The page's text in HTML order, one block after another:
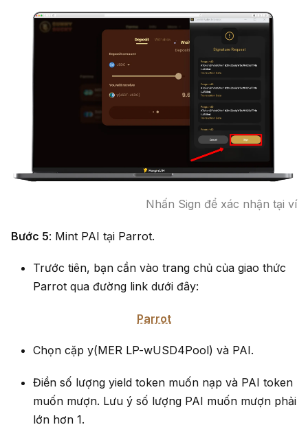
Nhấn Sign để xác nhận tại ví
Bước 5: Mint PAI tại Parrot.
Trước tiên, bạn cần vào trang chủ của giao thức
Parrot qua đường link dưới đây:
Parrot
Chọn cặp y(MER LP-wUSD4Pool) và PAI.
Điền số lượng yield token muốn nạp và PAI token
muốn mượn. Lưu ý số lượng PAI muốn mượn phải
lớn hơn 1.